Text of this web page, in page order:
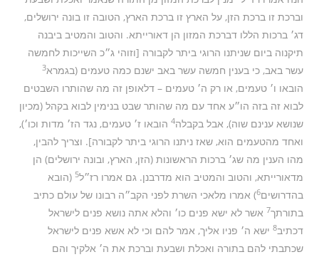
וברכת זו ברכת הזן, על הארץ זו ברכת הארץ, הטובה זו בונה ירושלים,
דג׳ ברכות הללו דברכת המזון הן דאורייתא. והטוב והמטיב ביבנה
תיקנוה ביום שניתנו הרוגי ביתר לקבורה [וזוהי ג״כ השייכות לחמשה
עשר באב, כי בענין חמשה עשר באב ישנם כמה טעמים (בגמרא3
הובאו ו׳ טעמים, או רק ה׳ טעמים – דלאופן זה מה שהותרו השבטים
לבוא זה בזה הו״ע אחד עם מה שהותר שבט בנימין לבוא בקהל (מכיון
שנושא ענינם שוה), אבל בקבלה4 הובאו ז׳ טעמים, נגד הז׳ מדות וכו׳),
ואחד מהטעמים הוא, שאז ניתנו הרוגי ביתר לקבורה]. וצריך להבין,
מהו הענין מה שג׳ ברכות הראשונות (הזן, הארץ, ובונה ירושלים) הן
מדאורייתא, והטוב והמטיב הוא מדרבנן. גם אמרו רז״ל5 (הובא
בהדרושים6) אמרו מלאכי השרת לפני הקב״ה רבונו של עולם כתיב
בתורתך7 אשר לא ישא פנים כו׳ והלא אתה נושא פנים לישראל
דכתיב8 ישא ה׳ פניו אליך, אמר להם וכי לא אשא פנים לישראל
שכתבתי להם בתורה ואכלת ושבעת וברכת את ה׳ אלקיך והם